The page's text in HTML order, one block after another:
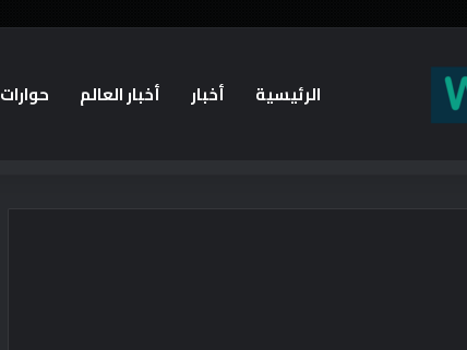
الرئيسية أخبار أخبار العالم حوارات